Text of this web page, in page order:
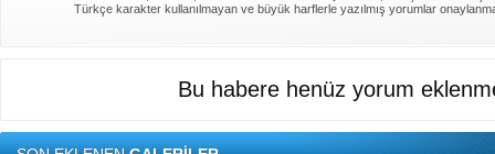
Türkçe karakter kullanılmayan ve büyük harflerle yazılmış yorumlar
Bu habere henüz yorum